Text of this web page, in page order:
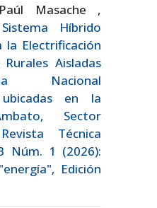
Masache ,
Híbrido
la Electrificación
Aisladas
Nacional
en la
Sector
Revista Técnica
Núm. 1 (2026):
Edición